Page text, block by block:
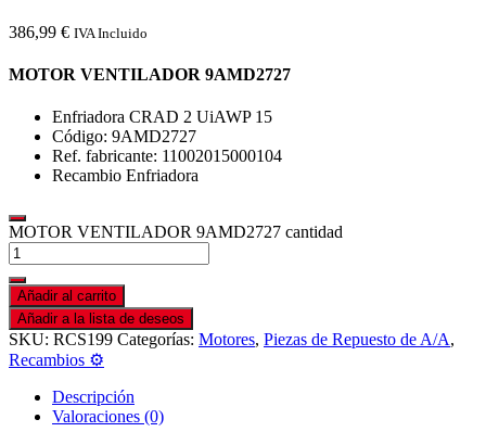
386,99 € IVA Incluido
MOTOR VENTILADOR 9AMD2727
Enfriadora CRAD 2 UiAWP 15
Código: 9AMD2727
Ref. fabricante: 11002015000104
Recambio Enfriadora
MOTOR VENTILADOR 9AMD2727 cantidad
Añadir al carrito
Añadir a la lista de deseos
SKU: RCS199 Categorías: Motores, Piezas de Repuesto de A/A,
Recambios ⚙️
Descripción
Valoraciones (0)